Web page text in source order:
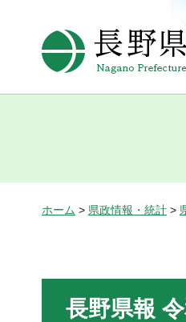
ホーム > 県政情報・統計 >
長野県報